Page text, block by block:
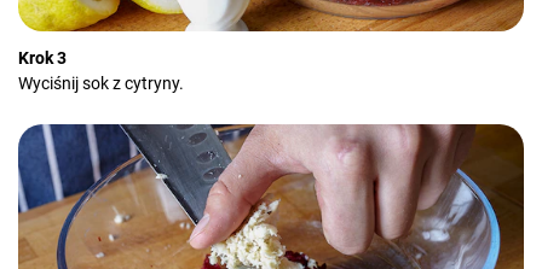
Krok 3
Wyciśnij sok z cytryny.